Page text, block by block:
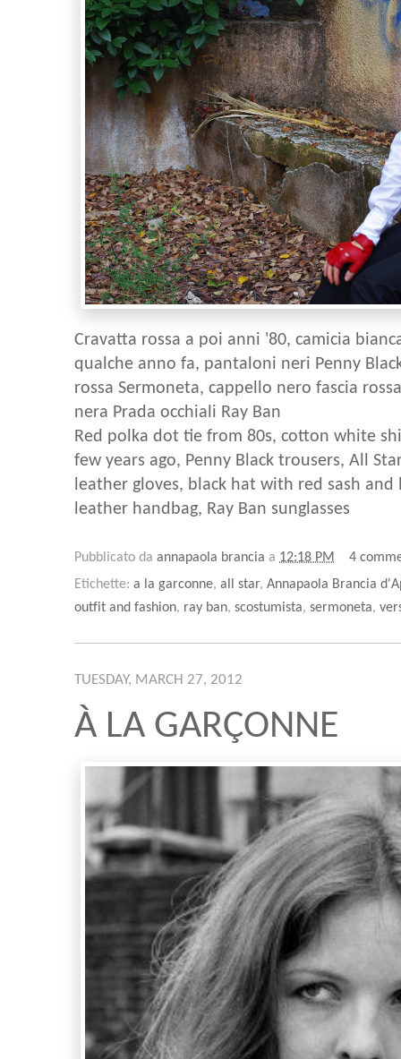
Cravatta rossa a poi anni '80, camicia
qualche anno fa, pantaloni neri Penny
rossa Sermoneta, cappello nero fascia
nera Prada occhiali Ray Ban
Red polka dot tie from 80s, cotton white
few years ago, Penny Black trousers, All
leather gloves, black hat with red sash
leather handbag, Ray Ban sunglasses
Pubblicato da annapaola brancia a 12:18 PM
4
Etichette: a la garconne, all star, Annapaola Brancia
outfit and fashion, ray ban, scostumista, sermoneta,
TUESDAY, MARCH 27, 2012
À LA GARÇONNE